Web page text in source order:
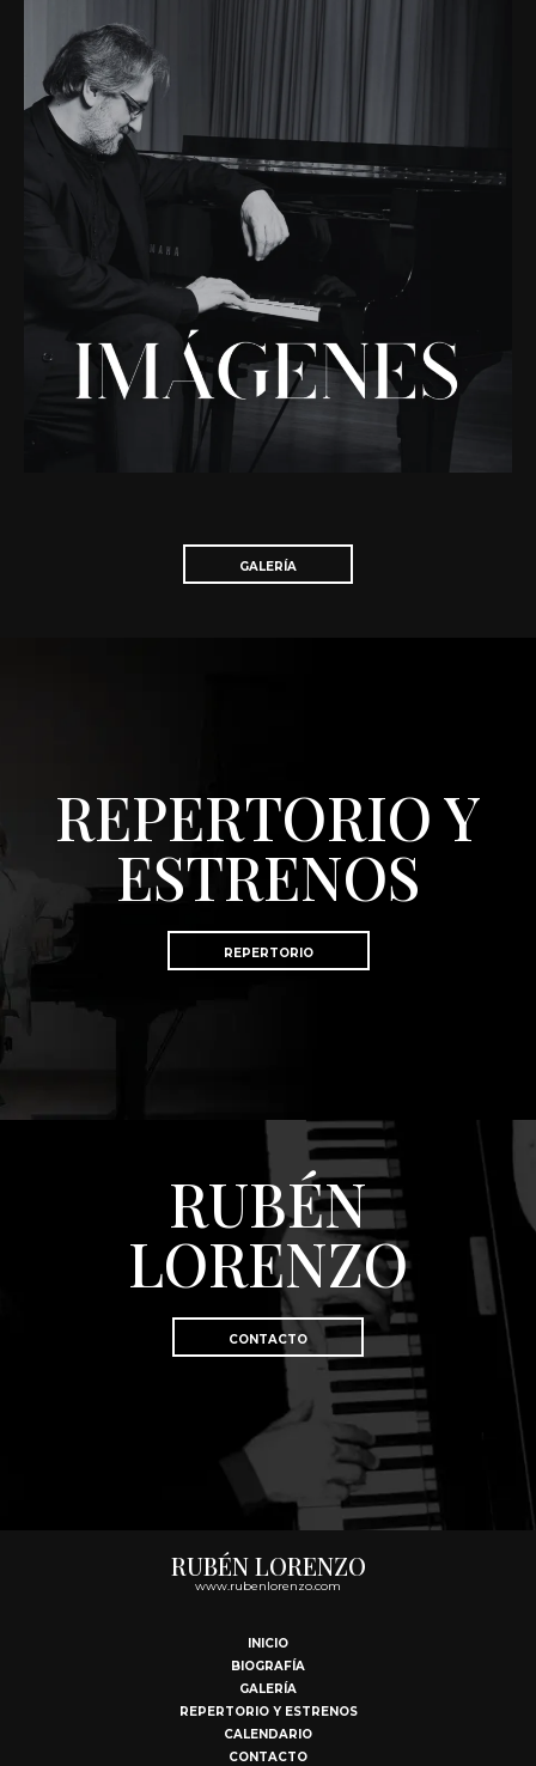
GALERÍA
REPERTORIO Y
ESTRENOS
REPERTORIO
RUBÉN
LORENZO
CONTACTO
RUBÉN LORENZO
www.rubenlorenzo.com
INICIO
BIOGRAFÍA
GALERÍA
REPERTORIO Y ESTRENOS
CALENDARIO
CONTACTO